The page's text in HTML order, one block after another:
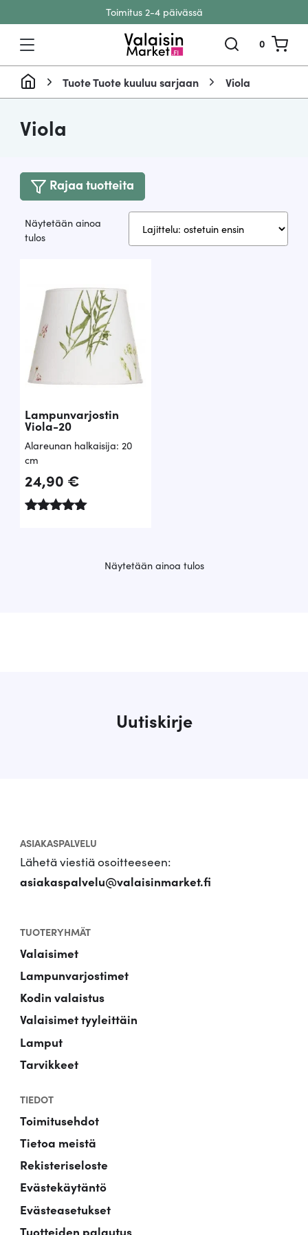
Toimitus 2-4 päivässä
Siirry sisältöön 0
Tuote Tuote kuuluu sarjaan Viola
Viola
Rajaa tuotteita
Näytetään ainoa
tulos
Lampunvarjostin
Viola-20
Alareunan halkaisija: 20
cm
24,90 €
Näytetään ainoa tulos
Uutiskirje
ASIAKASPALVELU
Lähetä viestiä osoitteeseen:
asiakaspalvelu@valaisinmarket.fi
TUOTERYHMÄT
Valaisimet
Lampunvarjostimet
Kodin valaistus
Valaisimet tyyleittäin
Lamput
Tarvikkeet
TIEDOT
Toimitusehdot
Tietoa meistä
Rekisteriseloste
Evästekäytäntö
Evästeasetukset
Tuotteiden palautus